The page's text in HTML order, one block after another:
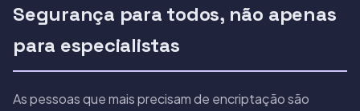
Segurança para todos, não apenas
para especialistas
As pessoas que mais precisam de encriptação são